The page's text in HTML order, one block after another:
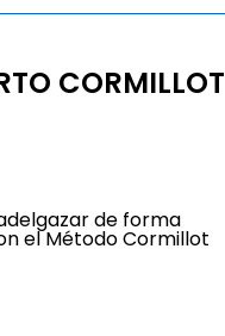
CORMILLOT